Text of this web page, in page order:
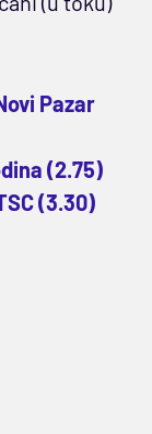
Pazar
(2.75)
(3.30)